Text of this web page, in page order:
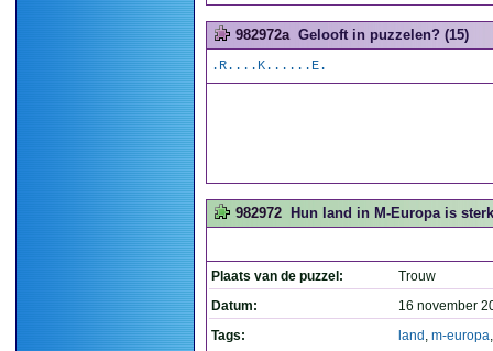
982972a Gelooft in puzzelen? (15)
.R....K......E.
982972 Hun land in M-Europa is
Plaats van de puzzel:
Trouw
Datum:
16 november
Tags:
land , m-europa